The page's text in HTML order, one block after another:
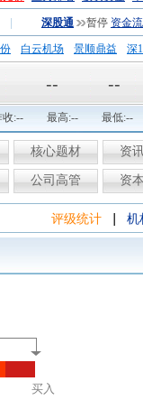
深股通 暂停 资金
白云机场 景顺鼎益
深
-- --
收:-- 最高:-- 最低:--
核心题材 资
公司高管 资
评级统计 机
买入